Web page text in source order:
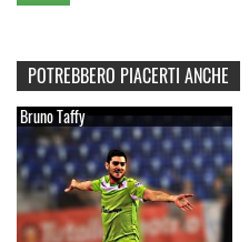
POTREBBERO PIACERTI ANCHE
Bruno Taffy